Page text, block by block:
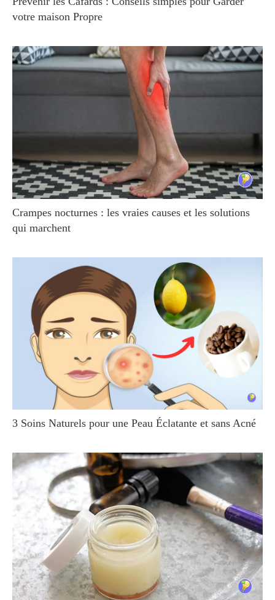
votre maison Propre
Crampes nocturnes : les vraies causes et les solutions
qui marchent
3 Soins Naturels pour une Peau Éclatante et sans Acné